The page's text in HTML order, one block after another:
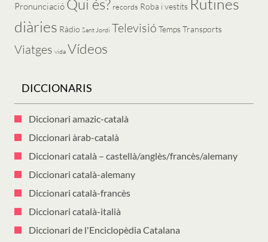
Pronunciació Qui és? records Roba i vestits Rutines
diàries Ràdio Sant Jordi Televisió TempsTransports
Viatges vida Vídeos
DICCIONARIS
Diccionari amazic-català
Diccionari àrab-català
Diccionari català – castellà/anglès/francès/alemany
Diccionari català-alemany
Diccionari català-francès
Diccionari català-italià
Diccionari de l'Enciclopèdia Catalana